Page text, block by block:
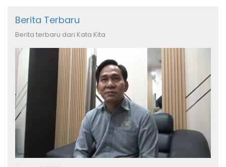
Berita Terbaru
Berita terbaru dari Kata Kita